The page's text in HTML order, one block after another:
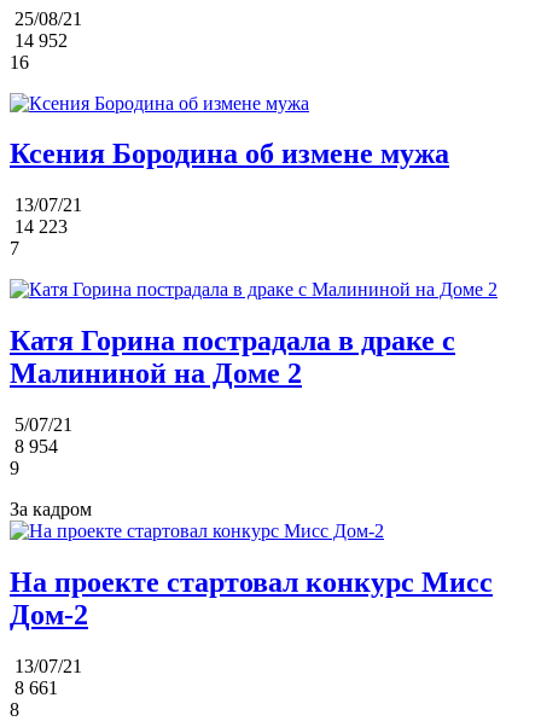
25/08/21
14 952
16
Ксения Бородина об измене мужа
13/07/21
14 223
7
Катя Горина пострадала в драке с
Малининой на Доме 2
5/07/21
8 954
9
За кадром
На проекте стартовал конкурс Мисс
Дом-2
13/07/21
8 661
8